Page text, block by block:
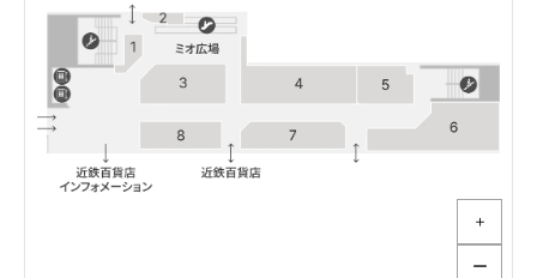
＋
ー